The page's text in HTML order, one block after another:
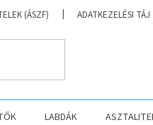
(ÁSZF) ADATKEZELÉSI
LABDÁK